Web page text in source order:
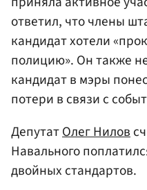
ответил, что члены
кандидат хотели
полицию». Он также
кандидат в мэры
потери в связи с
ДепутатОлег Нилов
Навального
двойных стандартов.